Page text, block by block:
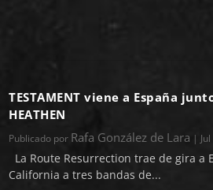
TESTAMENT viene a España
HEATHEN
Publicado por Rafa González de Lara |
La Route Resurrection trae de gira a
California a tres bandas de...